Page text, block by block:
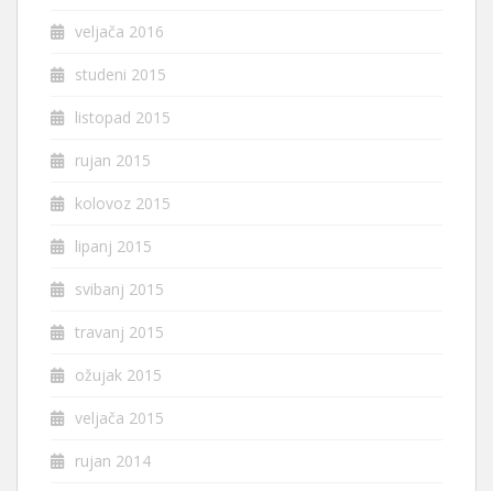
veljača 2016
studeni 2015
listopad 2015
rujan 2015
kolovoz 2015
lipanj 2015
svibanj 2015
travanj 2015
ožujak 2015
veljača 2015
rujan 2014